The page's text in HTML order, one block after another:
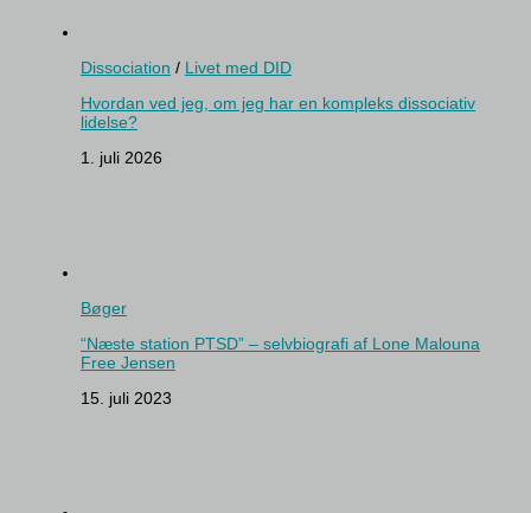
Dissociation / Livet med DID
Hvordan ved jeg, om jeg har en kompleks dissociativ
lidelse?
1. juli 2026
Bøger
“Næste station PTSD” – selvbiografi af Lone Malouna
Free Jensen
15. juli 2023